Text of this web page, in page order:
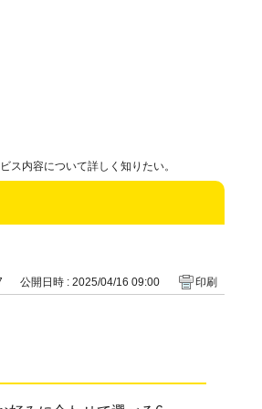
ス内容について詳しく知りたい。
公開日時 : 2025/04/16 09:00 印刷